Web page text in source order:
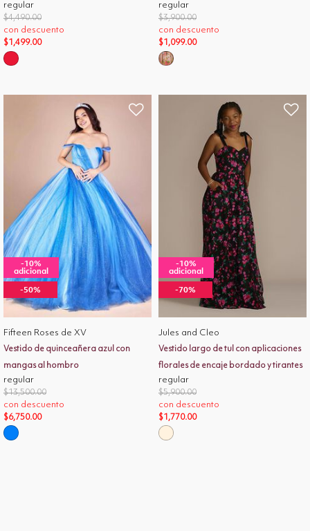
regular
Price reduced from
$4,490.00to
con descuento
$1,499.00
regular
Price reduced from
$3,900.00to
con descuento
$1,099.00
-10%
adicional
-50%
Fifteen Roses de XV
Vestido de quinceañera azul con
mangas al hombro
regular
Price reduced from
$13,500.00to
con descuento
$6,750.00
-10%
adicional
-70%
Jules and Cleo
Vestido largo de tul con aplicaciones
florales de encaje bordado y tirantes
ajustables
regular
Price reduced from
$5,900.00to
con descuento
$1,770.00